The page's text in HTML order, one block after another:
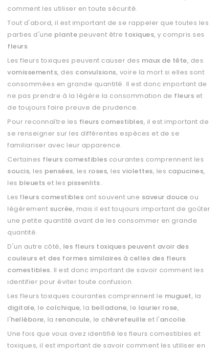
comment les utiliser en toute sécurité.
Tout d'abord, il est important de se rappeler que toutes les
parties d'une plante peuvent être toxiques, y compris ses
fleurs.
Les fleurs toxiques peuvent causer des maux de tête, des
vomissements, des convulsions, voire la mort si elles sont
consommées en grande quantité. Il est donc important de
ne pas prendre à la légère la consommation de fleurs et
de toujours faire preuve de prudence.
Pour reconnaître les fleurs comestibles, il est important de
se renseigner sur les différentes espèces et de se
familiariser avec leur apparence.
Certaines fleurs comestibles courantes comprennent les
soucis, les pensées, les roses, les violettes, les capucines,
les bleuets et les pissenlits.
Les fleurs comestibles ont souvent une saveur douce ou
légèrement sucrée, mais il est toujours important de goûter
une petite quantité avant de les consommer en grande
quantité.
D'un autre côté, les fleurs toxiques peuvent avoir des
couleurs et des formes similaires à celles des fleurs
comestibles. Il est donc important de savoir comment les
identifier pour éviter toute confusion.
Les fleurs toxiques courantes comprennent le muguet, la
digitale, le colchique, la belladone, le laurier rose,
l'hellébore, la renoncule, le chèvrefeuille et l'ancolie.
Une fois que vous avez identifié les fleurs comestibles et
toxiques, il est important de savoir comment les utiliser en